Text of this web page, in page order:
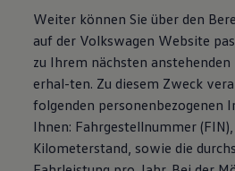
Weiter können Sie über den
auf der Volkswagen Website
zu Ihrem nächsten
erhal-ten. Zu diesem Zweck
folgenden personenbezogenen
Ihnen: Fahrgestellnummer
Kilometerstand, sowie die